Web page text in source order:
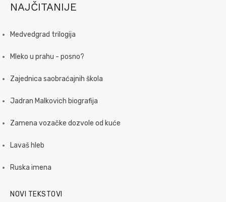
NAJČITANIJE
Medvedgrad trilogija
Mleko u prahu - posno?
Zajednica saobraćajnih škola
Jadran Malkovich biografija
Zamena vozačke dozvole od kuće
Lavaš hleb
Ruska imena
NOVI TEKSTOVI